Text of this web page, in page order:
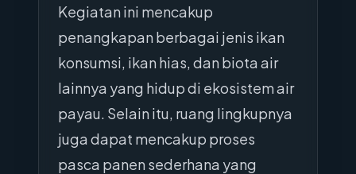
Kegiatan ini mencakup
penangkapan berbagai jenis ikan
konsumsi, ikan hias, dan biota air
lainnya yang hidup di ekosistem air
payau. Selain itu, ruang lingkupnya
juga dapat mencakup proses
pasca panen sederhana yang